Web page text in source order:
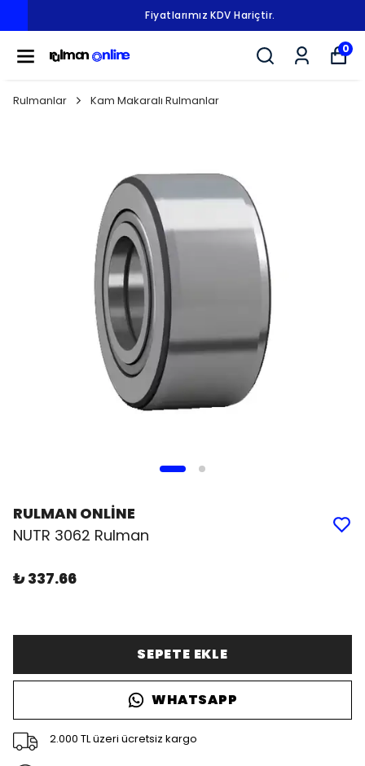
Fiyatlarımız KDV Hariçtir.
0
Rulmanlar Kam Makaralı Rulmanlar
RULMAN ONLİNE
NUTR 3062 Rulman
₺ 337.66
SEPETE EKLE
WHATSAPP
2.000 TL üzeri ücretsiz kargo